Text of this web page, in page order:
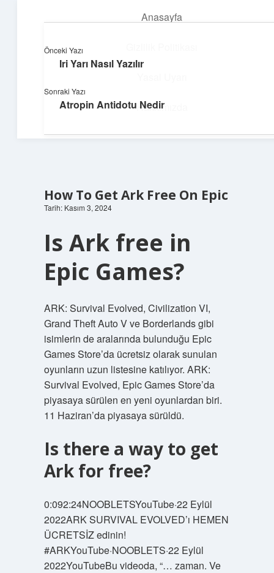
Anasayfa
Hakkımızda
Dijital dünyada keyifli bir macera!
How To Get Ark Free On Epic
Tarih: Kasım 3, 2024
Is Ark free in
Epic Games?
ARK: Survival Evolved, Civilization VI,
Grand Theft Auto V ve Borderlands gibi
isimlerin de aralarında bulunduğu Epic
Games Store’da ücretsiz olarak sunulan
oyunların uzun listesine katılıyor. ARK:
Survival Evolved, Epic Games Store’da
piyasaya sürülen en yeni oyunlardan biri.
11 Haziran’da piyasaya sürüldü.
Is there a way to get
Ark for free?
0:092:24NOOBLETSYouTube·22 Eylül
2022ARK SURVIVAL EVOLVED’ı HEMEN
ÜCRETSİZ edinin!
#ARKYouTube·NOOBLETS·22 Eylül
2022YouTubeBu videoda, “… zaman. Ve
Önceki Yazı
Iri Yarı Nasıl Yazılır
Sonraki Yazı
Atropin Antidotu Nedir